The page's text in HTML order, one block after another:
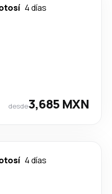
4 días
desde3,685 MXN
4 días